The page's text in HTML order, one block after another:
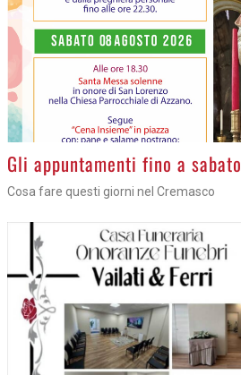
Gli appuntamenti fino a sabato
Cosa fare questi giorni nel Cremasco